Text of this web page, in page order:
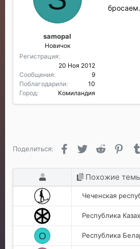
samopal
Новичок
Регистрация
20 Ноя 2012
Сообщения
9
Поблагодарили
10
Город
Комиландия
бросаем.
Поделиться: Facebook
Twitter Reddit
Похожие
Чеченская
Республика
O Республика